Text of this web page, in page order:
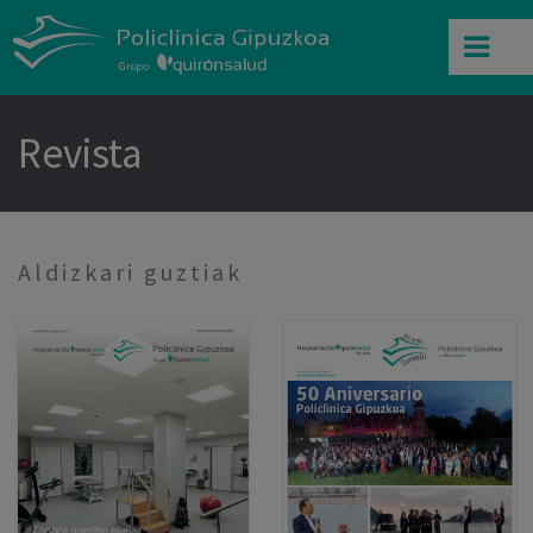
Revista
Aldizkari guztiak